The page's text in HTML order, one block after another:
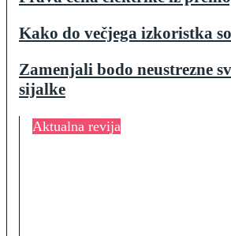
Kako do večjega izkoristka
Zamenjali bodo neustrezne
sijalke
Aktualna revija